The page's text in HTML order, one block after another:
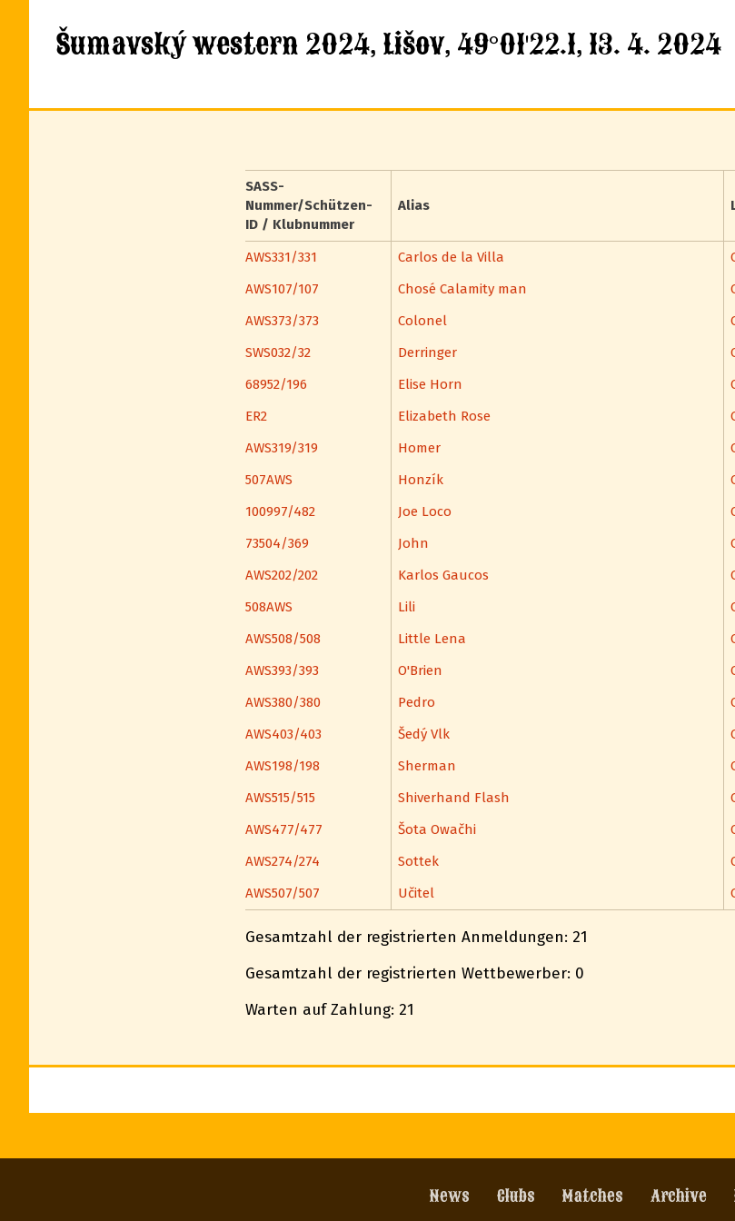
Šumavský western 2024, Lišov, 49°01'22.1, 13. 4. 2024
SASS-
Nummer/Schützen-
ID / Klubnummer
Alias
AWS331/331 Carlos de la Villa
AWS107/107
Chosé Calamity man
AWS373/373
Colonel
SWS032/32
Derringer
68952/196
Elise Horn
ER2
Elizabeth Rose
AWS319/319
Homer
507AWS
Honzík
100997/482
Joe Loco
73504/369
John
AWS202/202
Karlos Gaucos
508AWS
Lili
AWS508/508
Little Lena
AWS393/393
O'Brien
AWS380/380
Pedro
AWS403/403
Šedý Vlk
AWS198/198
Sherman
AWS515/515
Shiverhand Flash
AWS477/477
Šota Owačhi
AWS274/274
Sottek
AWS507/507
Učitel
Gesamtzahl der registrierten Anmeldungen: 21
Gesamtzahl der registrierten Wettbewerber: 0
Warten auf Zahlung: 21
News Clubs Matches Archive